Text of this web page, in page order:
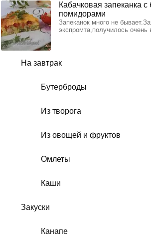
На завтрак
Бутерброды
Из творога
Из овощей и фруктов
Омлеты
Каши
Закуски
Канапе
Кабачковая запеканка
помидорами
Запеканок много не
экспромта,получилось очень